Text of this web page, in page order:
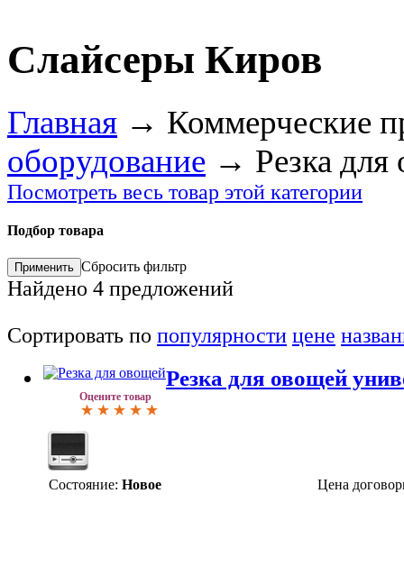
Слайсеры Киров
Главная → Коммерческие
оборудование → Резка
Посмотреть весь товар этой категории
Подбор товара
Сбросить фильтр
Найдено 4 предложений
Сортировать по популярности цене
Оцените товар
Резка для овощей
Состояние: Новое Цена